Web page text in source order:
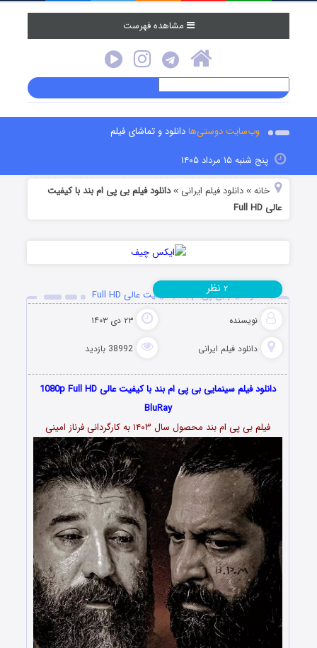
مشاهده فهرست
وب‌سایت دوستی‌هادانلود و تماشای فیلم
پنج شنبه ۱۵ مرداد ۱۴۰۵
خانه »دانلود فیلم‌ ایرانی »دانلود فیلم بی پی ام بند با کیفیت
عالی Full HD
دانلود فیلم بی پی ام بند با کیفیت عالی Full HD
نویسنده ۲۳ دی ۱۴۰۳
دانلود فیلم‌ ایرانی 38992 بازدید
۲ نظر
دانلود فیلم سینمایی بی پی ام بند با کیفیت عالی 1080p Full HD
BluRay
فیلم بی پی ام بند محصول سال ۱۴۰۳ به کارگردانی فرناز امینی